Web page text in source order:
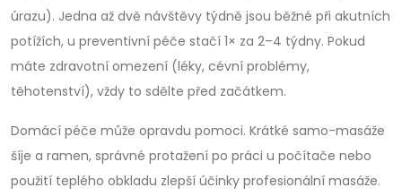
úrazu). Jedna až dvě návštěvy týdně jsou běžné při akutních
potížích, u preventivní péče stačí 1× za 2–4 týdny. Pokud
máte zdravotní omezení (léky, cévní problémy,
těhotenství), vždy to sdělte před začátkem.
Domácí péče může opravdu pomoci. Krátké samo-masáže
šíje a ramen, správné protažení po práci u počítače nebo
použití teplého obkladu zlepší účinky profesionální masáže.